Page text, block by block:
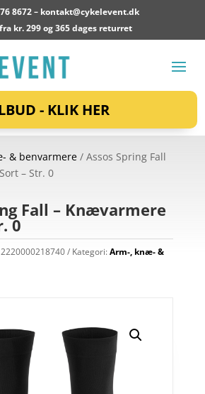
8672 – kontakt@cykelevent.dk
kr. 299 og 365 dages returret
- KLIK HER
& benvarmere/ Assos Spring Fall
– Str. 0
Fall – Knævarmere
0
2220000218740 Kategori:Arm-, knæ- &